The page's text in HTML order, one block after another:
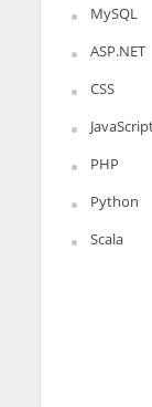
MySQL
ASP.NET
CSS
PHP
Python
Scala